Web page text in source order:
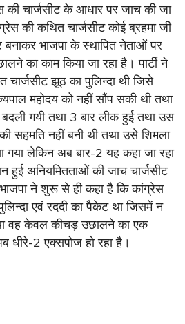
चार्जसीट के आधार पर जाच की जा
की कथित चार्जसीट कोई ब्रहमा जी
भाजपा के स्थापित नेताओं पर
का काम किया जा रहा है। पार्टी ने
चार्जसीट झूठ का पुलिन्दा थी जिसे
महोदय को नहीं सौंप सकी थी तथा
गयी तथा 3 बार लीक हुई तथा उस
की सहमति नहीं बनी थी तथा उसे शिमला
गया लेकिन अब बार-2 यह कहा जा रहा
हुई अनियमितताओं की जाच चार्जसीट
ने शुरू से ही कहा है कि कांग्रेस
एवं रददी का पैकेट था जिसमें न
वह केवल कीचड़ उछालने का एक
धीरे-2 एक्सपोज हो रहा है।